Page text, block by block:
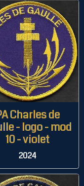
Charles de
- logo - mod
10 - violet
2024